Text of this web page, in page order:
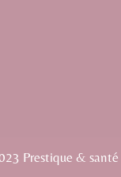
Prestique &